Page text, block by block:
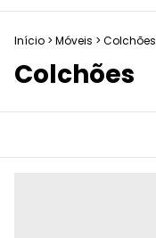
Início > Móveis > Colchões
Colchões